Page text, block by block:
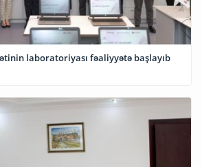
laboratoriyası fəaliyyətə başlayıb